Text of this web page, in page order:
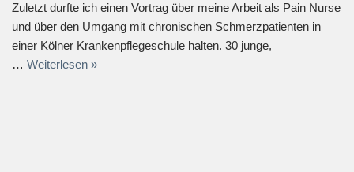
Zuletzt durfte ich einen Vortrag über meine Arbeit als Pain Nurse
und über den Umgang mit chronischen Schmerzpatienten in
einer Kölner Krankenpflegeschule halten. 30 junge,
… Weiterlesen »